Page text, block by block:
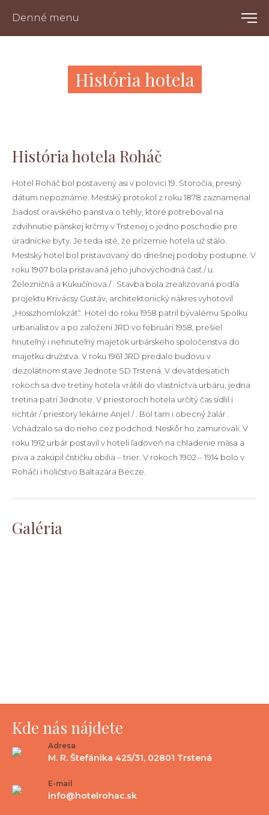
Denné menu
História hotela
História hotela Roháč
Hotel Roháč bol postavený asi v polovici 19. Storočia, presný
dátum nepoznáme. Mestský protokol z roku 1878 zaznamenal
žiadosť oravského panstva o tehly, ktoré potreboval na
zdvihnutie pánskej krčmy v Trstenej o jedno poschodie pre
úradnícke byty. Je teda isté, že prízemie hotela už stálo.
Mestský hotel bol pristavovaný do dnešnej podoby postupne. V
roku 1907 bola pristavaná jeho juhovýchodná časť / u.
Železničná a Kukučínova / . Stavba bola zrealizovaná podľa
projektu Krivácsy Gustáv, architektonický nákres vyhotovil
„Hosszhomlokzát“. Hotel do roku 1958 patril bývalému Spolku
urbarialistov a po založení JRD vo februári 1958, prešiel
hnuteľný i nehnuteľný majetok urbárskeho spoločenstva do
majetku družstva. V roku 1961 JRD predalo budovu v
dezolátnom stave Jednote SD Trstená. V deväťdesiatich
rokoch sa dve tretiny hotela vrátili do vlastníctva urbáru, jedna
tretina patrí Jednote. V priestoroch hotela určitý čas sídlil i
richtár / priestory lekárne Anjel / . Bol tam i obecný žalár .
Vchádzalo sa do neho cez podchod. Neskôr ho zamurovali. V
roku 1912 urbár postavil v hoteli ľadoveň na chladenie mäsa a
piva a zakúpil čističku obilia – trier. V rokoch 1902 – 1914 bolo v
Roháči i holičstvo Baltazára Becze.
Galéria
Kde nás nájdete
Adresa
M. R. Štefánika 425/31, 02801 Trstená
E-mail
info@hotelrohac.sk